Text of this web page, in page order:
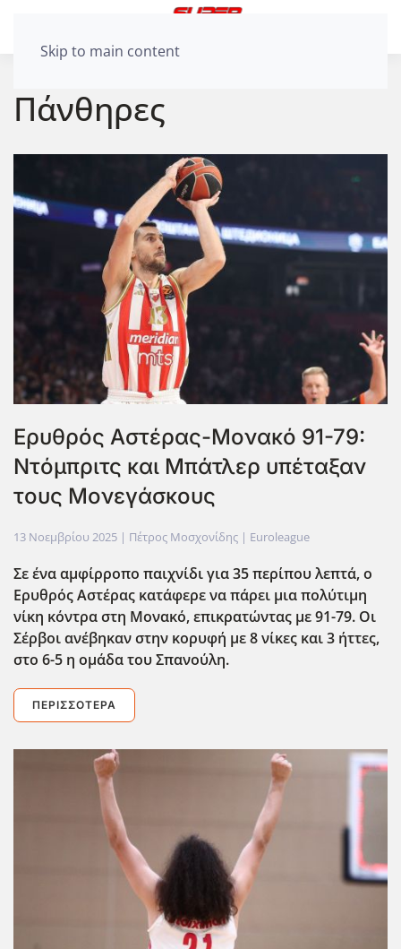
Skip to main content
Πάνθηρες
Ερυθρός Αστέρας-Μονακό 91-79:
Ντόμπριτς και Μπάτλερ υπέταξαν
τους Μονεγάσκους
13 Νοεμβρίου 2025 | Πέτρος Μοσχονίδης | Euroleague
Σε ένα αμφίρροπο παιχνίδι για 35 περίπου λεπτά, ο
Ερυθρός Αστέρας κατάφερε να πάρει μια πολύτιμη
νίκη κόντρα στη Μονακό, επικρατώντας με 91-79. Οι
Σέρβοι ανέβηκαν στην κορυφή με 8 νίκες και 3 ήττες,
στο 6-5 η ομάδα του Σπανούλη.
ΠΕΡΙΣΣΌΤΕΡΑ